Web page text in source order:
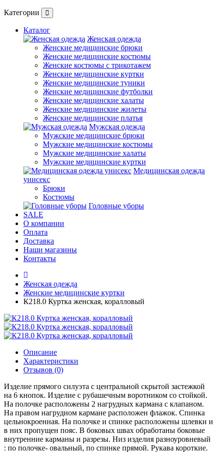
Категории
Каталог
Женская одежда
Женские медицинские брюки
Женские медицинские костюмы
Женские костюмы с трикотажем
Женские медицинские куртки
Женские медицинские туники
Женские медицинские футболки
Женские медицинские халаты
Женские медицинские жилеты
Женские медицинские платья
Мужская одежда
Мужские медицинские брюки
Мужские медицинские костюмы
Мужские медицинские халаты
Мужские медицинские куртки
Медицинская одежда
унисекс
Брюки
Костюмы
Головные уборы
SALE
О компании
Оплата
Доставка
Наши магазины
Контакты
Женская одежда
Женские медицинские куртки
К218.0 Куртка женская, коралловый
Описание
Характеристики
Отзывов (0)
Изделие прямого силуэта с центральной скрытой застежкой
на 6 кнопок. Изделие с рубашечным воротником со стойкой.
На полочке расположены 2 нагрудных кармана с клапаном.
На правом нагрудном кармане расположен флажок. Спинка
цельнокроенная. На полочке и спинке расположены шлевки и
в них пропущен пояс. В боковых швах обработаны боковые
внутренние карманы и разрезы. Низ изделия разноуровневый
: по полочке- овальный, по спинке прямой. Рукава короткие.